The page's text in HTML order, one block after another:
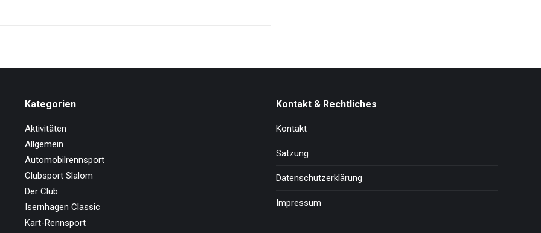
Kategorien
Aktivitäten
Allgemein
Automobilrennsport
Clubsport Slalom
Der Club
Isernhagen Classic
Kart-Rennsport
Kontakt & Rechtliches
Kontakt
Satzung
Datenschutzerklärung
Impressum